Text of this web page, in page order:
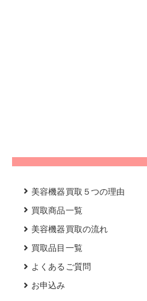
美容機器買取５つの理由
買取商品一覧
美容機器買取の流れ
買取品目一覧
よくあるご質問
お申込み